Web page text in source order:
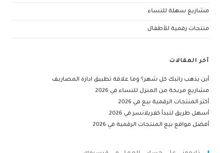
مشاريع سهلة للنساء
منتجات رقمية للأطفال
آخر المقالات
أين يذهب راتبك كل شهر؟ وما علاقة تطبيق ادارة المصاريف
مشاريع مربحة من المنزل للنساء في 2026
أكثر المنتجات الرقمية بيع في 2026
أسهل طريق لتبدأ كفريلانسر في 2026
أفضل مواقع بيع المنتجات الرقمية في 2026